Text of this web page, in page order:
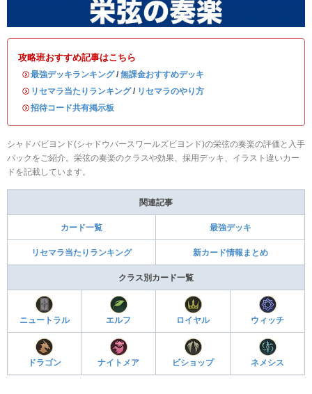
攻略班おすすめ記事はこちら
・最強デッキランキング/ 無課金おすすめデッキ
・ リセマラ当たりランキング/ リセマラのやり方
・招待コード共有掲示板
シャドバビヨンド(シャドウバースワールズビヨンド)の栄弦の奏楽の評価と入手
パックをご紹介。栄弦の奏楽のクラスや効果、採用デッキ、イラスト違いカー
ドを記載しています。
関連記事
カード一覧 最強デッキ
リセマラ当たりランキング 新カード情報まとめ
クラス別カード一覧
ニュートラル エルフ ロイヤル ウィッチ
ドラゴン ナイトメア ビショップ ネメシス